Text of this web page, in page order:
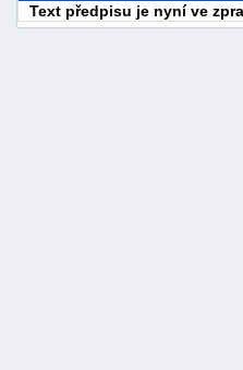
Text předpisu je nyní ve